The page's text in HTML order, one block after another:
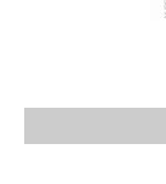
cuento